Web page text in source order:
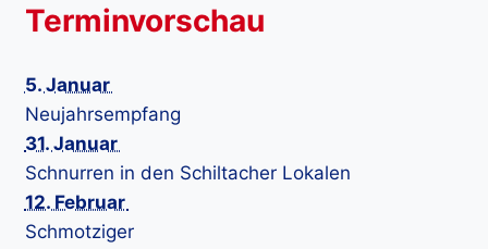
Terminvorschau
5. Januar
Neujahrsempfang
31. Januar
Schnurren in den Schiltacher Lokalen
12. Februar
Schmotziger